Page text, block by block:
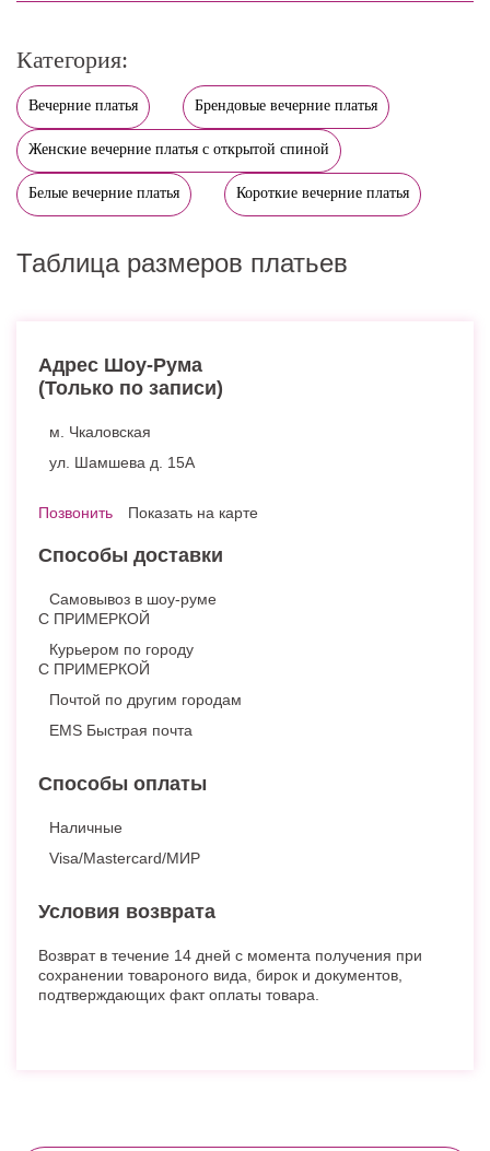
Категория:
Вечерние платья Брендовые вечерние платья
Женские вечерние платья с открытой спиной
Белые вечерние платья Короткие вечерние платья
Таблица размеров платьев
Адрес Шоу-Рума
(Только по записи)
м. Чкаловская
ул. Шамшева д. 15А
Позвонить Показать на карте
Способы доставки
Самовывоз в шоу-руме
С ПРИМЕРКОЙ
Курьером по городу
С ПРИМЕРКОЙ
Почтой по другим городам
EMS Быстрая почта
Способы оплаты
Наличные
Visa/Mastercard/МИР
Условия возврата
Возврат в течение 14 дней с момента получения при
сохранении товароного вида, бирок и документов,
подтверждающих факт оплаты товара.